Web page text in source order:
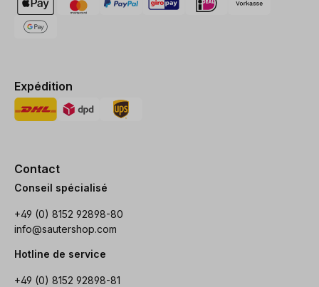
Expédition
Contact
Conseil spécialisé
+49 (0) 8152 92898-80
info@sautershop.com
Hotline de service
+49 (0) 8152 92898-81